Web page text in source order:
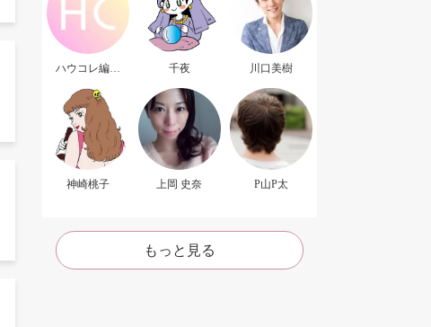
ハウコレ編集
千夜 川口美樹
神崎桃子 上岡 史奈 P山P太
もっと見る